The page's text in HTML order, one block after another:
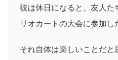
彼は休日になると、友人た
リオカートの大会に参加し
それ自体は楽しいことだと